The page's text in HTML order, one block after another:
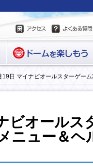
19日 マイナビオールスターゲー
ビオールス
ニュー＆ヘ